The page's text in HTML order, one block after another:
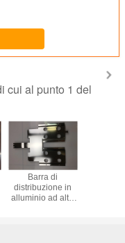
cui al punto 1 del
Barra di
distribuzione in
alluminio ad alta